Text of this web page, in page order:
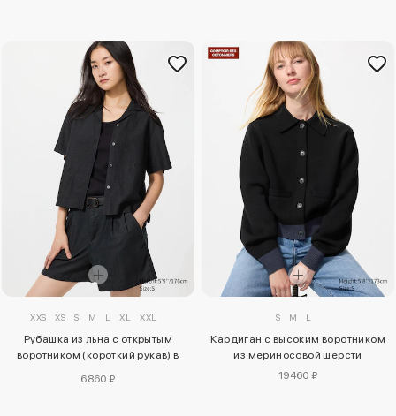
XXS XS S M L XL XXL
Рубашка из льна с открытым
воротником (короткий рукав) в
6860 ₽
S M L
Кардиган с высоким воротником
из мериносовой шерсти
19460 ₽